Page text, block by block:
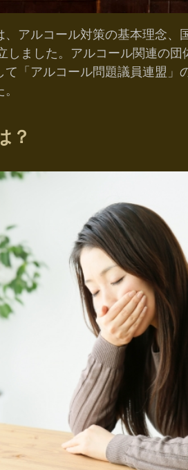
、アルコール対策の基本理念、
ました。アルコール関連の団
て「アルコール問題議員連盟」
？